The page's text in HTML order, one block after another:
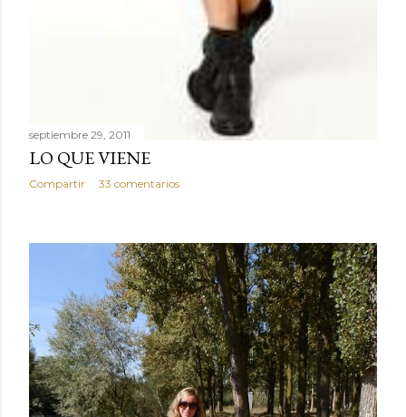
septiembre 29, 2011
LO QUE VIENE
Compartir 33 comentarios